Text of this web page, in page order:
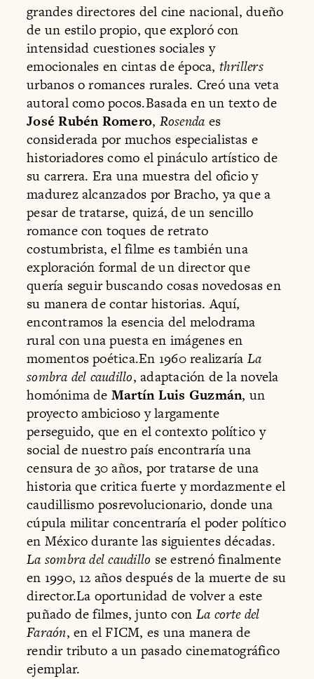
grandes directores del cine nacional, dueño
de un estilo propio, que exploró con
intensidad cuestiones sociales y
emocionales en cintas de época, thrillers
urbanos o romances rurales. Creó una veta
autoral como pocos.Basada en un texto de
José Rubén Romero, Rosenda es
considerada por muchos especialistas e
historiadores como el pináculo artístico de
su carrera. Era una muestra del oficio y
madurez alcanzados por Bracho, ya que a
pesar de tratarse, quizá, de un sencillo
romance con toques de retrato
costumbrista, el filme es también una
exploración formal de un director que
quería seguir buscando cosas novedosas en
su manera de contar historias. Aquí,
encontramos la esencia del melodrama
rural con una puesta en imágenes en
momentos poética.En 1960 realizaría La
sombra del caudillo, adaptación de la novela
homónima de Martín Luis Guzmán, un
proyecto ambicioso y largamente
perseguido, que en el contexto político y
social de nuestro país encontraría una
censura de 30 años, por tratarse de una
historia que critica fuerte y mordazmente el
caudillismo posrevolucionario, donde una
cúpula militar concentraría el poder político
en México durante las siguientes décadas.
La sombra del caudillo se estrenó finalmente
en 1990, 12 años después de la muerte de su
director.La oportunidad de volver a este
puñado de filmes, junto con La corte del
Faraón, en el FICM, es una manera de
rendir tributo a un pasado cinematográfico
ejemplar.